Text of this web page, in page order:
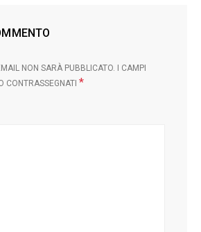
NON SARÀ PUBBLICATO. I CAMPI
CONTRASSEGNATI *